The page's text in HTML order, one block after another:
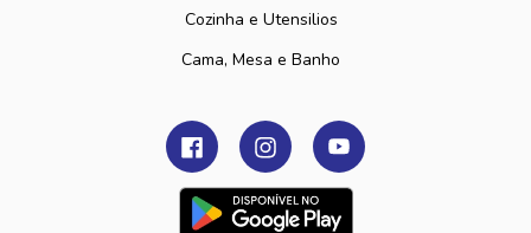
Cozinha e Utensilios
Cama, Mesa e Banho